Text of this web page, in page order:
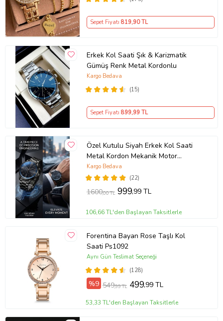
Sepet Fiyatı 819,90 TL
Erkek Kol Saati Şık & Karizmatik
Gümüş Renk Metal Kordonlu
(15)
Kargo Bedava
Sepet Fiyatı 899,99 TL
Özel Kutulu Siyah Erkek Kol Saati
Metal Kordon Mekanik Motor
Garantili Hediye Kart Notu İle
Gönderilir
(22)
Kargo Bedava
1600,00 TL 999,99 TL
106,66 TL'den Başlayan Taksitlerle
Forentina Bayan Rose Taşlı Kol
Saati Ps1092
(128)
Aynı Gün Teslimat Seçeneği
%9 549,99 TL 499,99 TL
53,33 TL'den Başlayan Taksitlerle